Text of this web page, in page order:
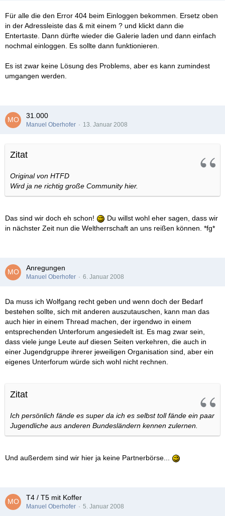
Für alle die den Error 404 beim Einloggen bekommen. Ersetz oben
in der Adressleiste das & mit einem ? und klickt dann die
Entertaste. Dann dürfte wieder die Galerie laden und dann einfach
nochmal einloggen. Es sollte dann funktionieren.
Es ist zwar keine Lösung des Problems, aber es kann zumindest
umgangen werden.
31.000
Manuel Oberhofer 13. Januar 2008
Zitat
Original von HTFD
Wird ja ne richtig große Community hier.
Das sind wir doch eh schon!
Du willst wohl eher sagen, dass wir
in nächster Zeit nun die Weltherrschaft an uns reißen können. *fg*
Anregungen
Manuel Oberhofer 6. Januar 2008
Da muss ich Wolfgang recht geben und wenn doch der Bedarf
bestehen sollte, sich mit anderen auszutauschen, kann man das
auch hier in einem Thread machen, der irgendwo in einem
entsprechenden Unterforum angesiedelt ist. Es mag zwar sein,
dass viele junge Leute auf diesen Seiten verkehren, die auch in
einer Jugendgruppe ihrerer jeweiligen Organisation sind, aber ein
eigenes Unterforum würde sich wohl nicht rechnen.
Zitat
Ich persönlich fände es super da ich es selbst toll fände ein paar
Jugendliche aus anderen Bundesländern kennen zulernen.
Und außerdem sind wir hier ja keine Partnerbörse...
T4 / T5 mit Koffer
Manuel Oberhofer 5. Januar 2008